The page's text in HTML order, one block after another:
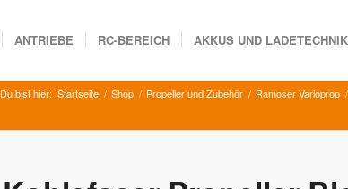
ANTRIEBE RC-BEREICH AKKUS UND LADETECHNIK
Du bist hier: Startseite / Shop / Propeller und Zubehör / Ramoser Varioprop /